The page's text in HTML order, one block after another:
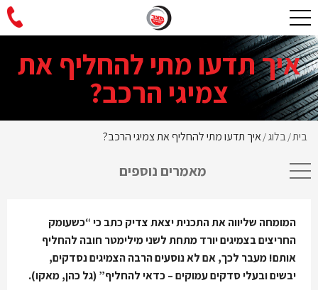
איך תדעו מתי להחליף את
צמיגי הרכב?
בית/בלוג/איך תדעו מתי להחליף את צמיגי הרכב?
מאמרים נוספים
המומחה שליווה את התכנית יצאת צדיק כתב כי “כשעומק
החריצים בצמיגים יורד מתחת לשני מילימטר חובה להחליף
אותם! מעבר לכך, אם לא נוסעים הרבה הצמיגים נסדקים,
יבשים ובעלי סדקים עמוקים – כדאי להחליף” (גל כהן, מאקו).